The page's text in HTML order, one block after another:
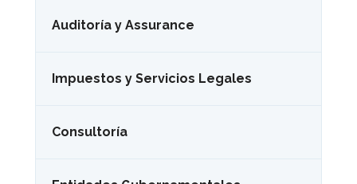
Auditoría y Assurance
Impuestos y Servicios Legales
Consultoría